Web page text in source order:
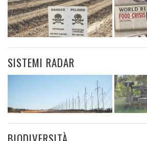
SISTEMI RADAR